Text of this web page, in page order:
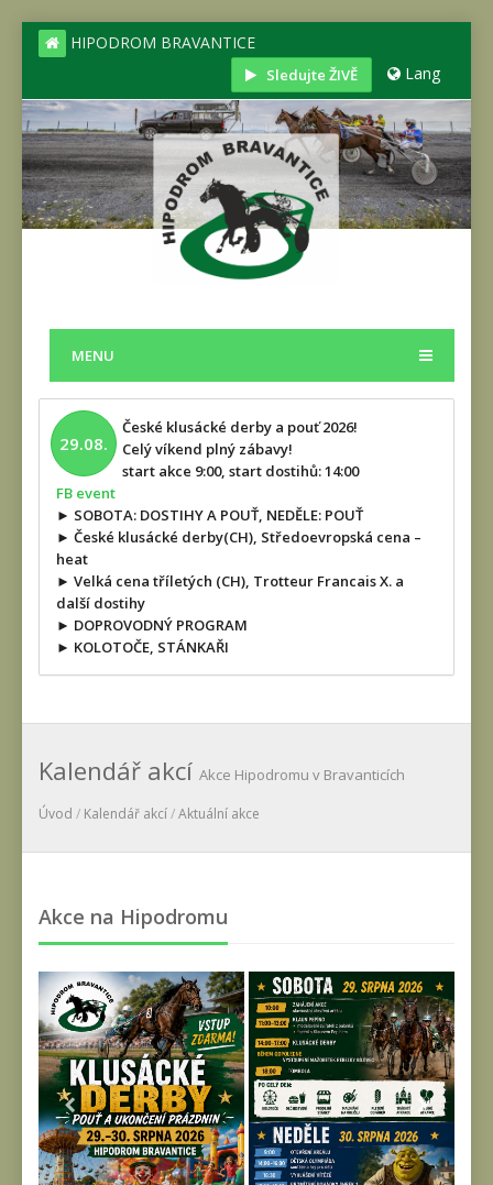
HIPODROM BRAVANTICE
Sledujte ŽIVĚ Lang
MENU
29.08.
České klusácké derby a pouť 2026!
Celý víkend plný zábavy!
start akce 9:00, start dostihů: 14:00
FB event
► SOBOTA: DOSTIHY A POUŤ, NEDĚLE: POUŤ
► České klusácké derby(CH), Středoevropská cena –
heat
► Velká cena tříletých (CH), Trotteur Francais X. a
další dostihy
► DOPROVODNÝ PROGRAM
► KOLOTOČE, STÁNKAŘI
Kalendář akcí Akce Hipodromu v Bravanticích
Úvod / Kalendář akcí/Aktuální akce
Akce na Hipodromu